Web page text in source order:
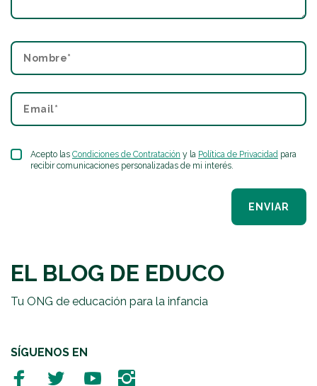
Acepto las Condiciones de Contratación y la Política de Privacidad para
recibir comunicaciones personalizadas de mi interés.
ENVIAR
EL BLOG DE EDUCO
Tu ONG de educación para la infancia
SÍGUENOS EN